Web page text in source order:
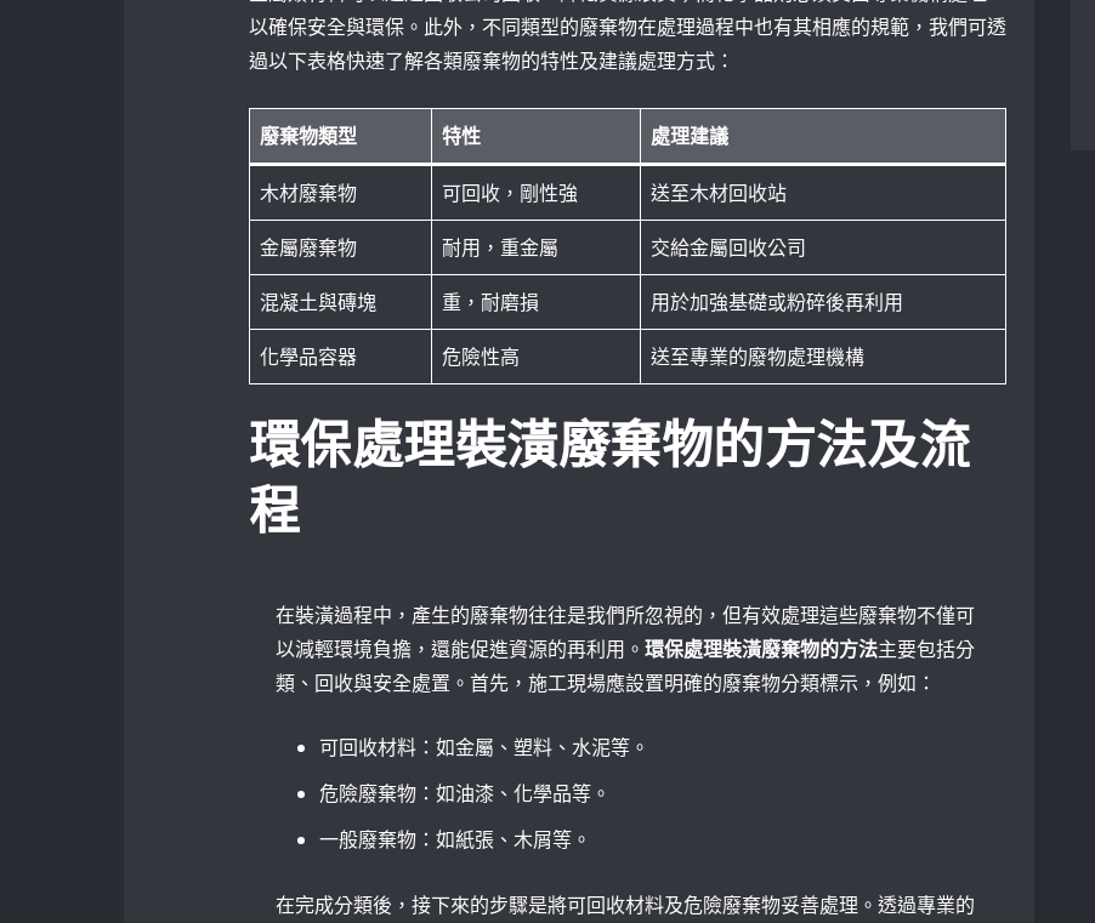
以確保安全與環保。此外，不同類型的廢棄物在處理過程中也有其相應的規範，我們可透
過以下表格快速了解各類廢棄物的特性及建議處理方式：
廢棄物類型 特性 處理建議
木材廢棄物 可回收，剛性強 送至木材回收站
金屬廢棄物 耐用，重金屬 交給金屬回收公司
混凝土與磚塊 重，耐磨損 用於加強基礎或粉碎後再利用
化學品容器 危險性高 送至專業的廢物處理機構
環保處理裝潢廢棄物的方法及流
程
在裝潢過程中，產生的廢棄物往往是我們所忽視的，但有效處理這些廢棄物不僅可
以減輕環境負擔，還能促進資源的再利用。 環保處理裝潢廢棄物的方法主要包括分
類、回收與安全處置。首先，施工現場應設置明確的廢棄物分類標示，例如：
可回收材料：如金屬、塑料、水泥等。
危險廢棄物：如油漆、化學品等。
一般廢棄物：如紙張、木屑等。
在完成分類後，接下來的步驟是將可回收材料及危險廢棄物妥善處理。透過專業的